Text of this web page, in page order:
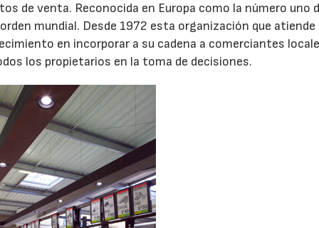
de venta. Reconocida en Europa como la número uno
mundial. Desde 1972 esta organización que atiende
en incorporar a su cadena a comerciantes
los propietarios en la toma de decisiones.